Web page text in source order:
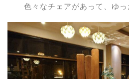
色々なチェアがあって、ゆ